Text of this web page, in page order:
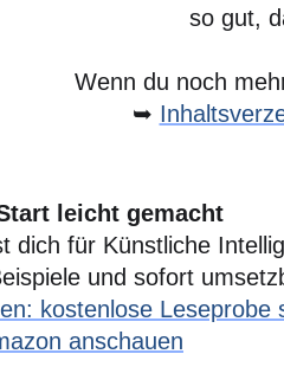
so gut,
Wenn du noch
➥
leicht gemacht
dich für Künstliche
und sofort
kostenlose Leseprobe
anschauen